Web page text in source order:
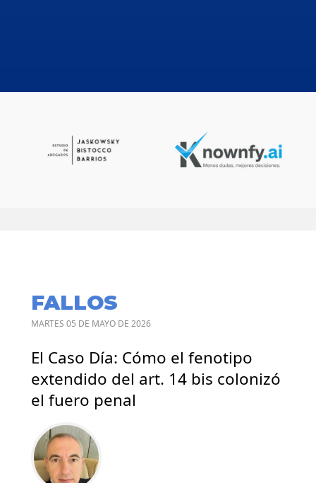
FALLOS
MARTES 05 DE MAYO DE 2026
El Caso Día: Cómo el fenotipo
extendido del art. 14 bis colonizó
el fuero penal